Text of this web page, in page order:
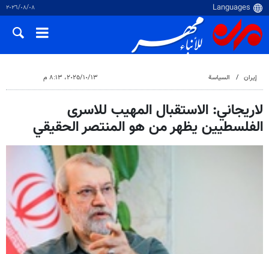
٠٨‏/٠٨‏/٢٠٢٦
إيران السياسة ١٣‏/١٠‏/٢٠٢٥، ٨:١٣ م
لاريجاني: الاستقبال المهيب للاسرى
الفلسطيين يظهر من هو المنتصر الحقيقي